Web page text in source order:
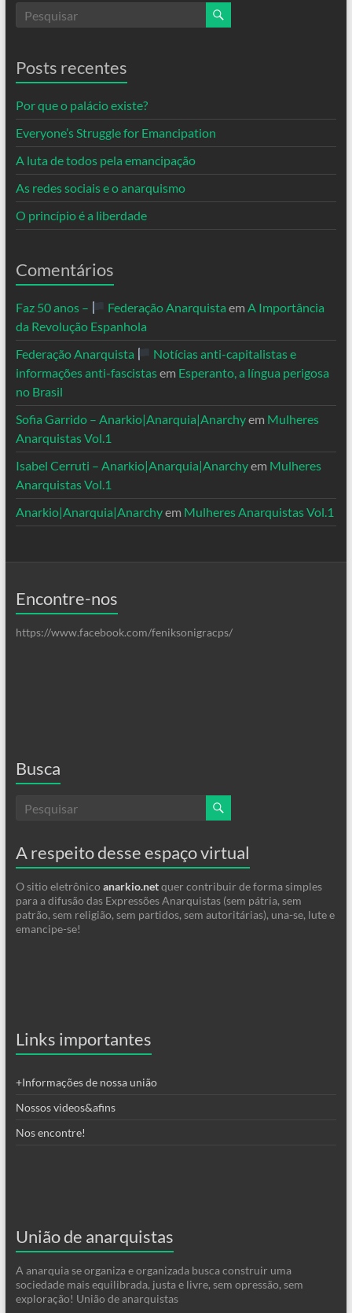
Posts recentes
Por que o palácio existe?
Everyone’s Struggle for Emancipation
A luta de todos pela emancipação
As redes sociais e o anarquismo
O princípio é a liberdade
Comentários
Faz 50 anos – Federação Anarquista em A Importância
da Revolução Espanhola
Federação Anarquista
Notícias anti-capitalistas e
informações anti-fascistasem Esperanto, a língua perigosa
no Brasil
Sofia Garrido – Anarkio|Anarquia|Anarchyem Mulheres
Anarquistas Vol.1
Isabel Cerruti – Anarkio|Anarquia|Anarchyem Mulheres
Anarquistas Vol.1
Anarkio|Anarquia|Anarchyem Mulheres Anarquistas Vol.1
Encontre-nos
https://www.facebook.com/feniksonigracps/
Busca
A respeito desse espaço virtual
O sitio eletrônico anarkio.netquer contribuir de forma simples
para a difusão das Expressões Anarquistas (sem pátria, sem
patrão, sem religião, sem partidos, sem autoritárias), una-se, lute e
emancipe-se!
Links importantes
+Informações de nossa união
Nossos videos&afins
Nos encontre!
União de anarquistas
A anarquia se organiza e organizada busca construir uma
sociedade mais equilibrada, justa e livre, sem opressão, sem
exploração! União de anarquistas